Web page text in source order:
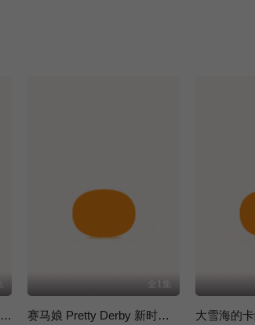
剧场版 链锯人 蕾塞篇(正式版)
全1集
赛马娘 Pretty Derby 新时代之门 大雪海的